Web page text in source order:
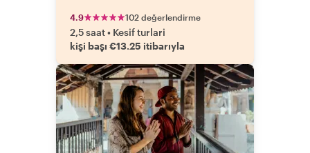
4.9 102 değerlendirme
2,5 saat• Kesif turlari
kişi başı €13.25 itibarıyla